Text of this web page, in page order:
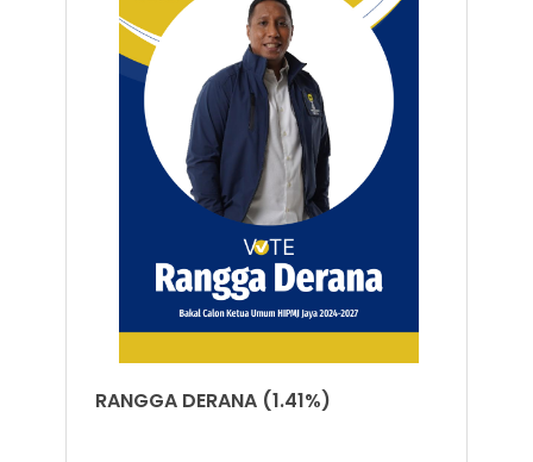
RANGGA DERANA (1.41%)